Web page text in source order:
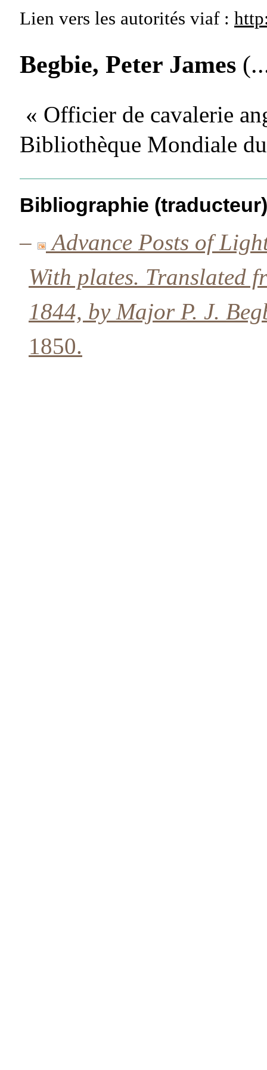
Lien vers les autorités viaf :
Begbie, Peter James
« Officier de cavalerie
Bibliothèque Mondiale
Bibliographie (traducteur)
–
Advance Posts of
With plates. Translated
1844, by Major P. J.
1850.